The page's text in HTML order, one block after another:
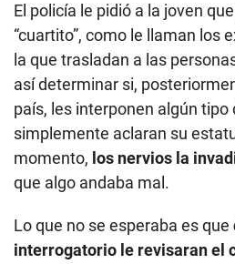
El policía le pidió a la joven
“cuartito”, como le llaman los
la que trasladan a las
así determinar si,
país, les interponen algún tipo
simplemente aclaran su
momento, los nervios la
que algo andaba mal.
Lo que no se esperaba es que
interrogatorio le revisaran el